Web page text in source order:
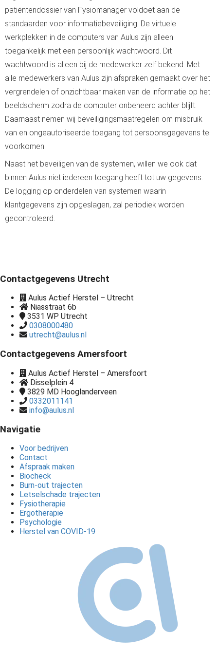
patiëntendossier van Fysiomanager voldoet aan de
standaarden voor informatiebeveiliging. De virtuele
werkplekken in de computers van Aulus zijn alleen
toegankelijk met een persoonlijk wachtwoord. Dit
wachtwoord is alleen bij de medewerker zelf bekend. Met
alle medewerkers van Aulus zijn afspraken gemaakt over het
vergrendelen of onzichtbaar maken van de informatie op het
beeldscherm zodra de computer onbeheerd achter blijft.
Daarnaast nemen wij beveiligingsmaatregelen om misbruik
van en ongeautoriseerde toegang tot persoonsgegevens te
voorkomen.
Naast het beveiligen van de systemen, willen we ook dat
binnen Aulus niet iedereen toegang heeft tot uw gegevens.
De logging op onderdelen van systemen waarin
klantgegevens zijn opgeslagen, zal periodiek worden
gecontroleerd.
Contactgegevens Utrecht
Aulus Actief Herstel – Utrecht
Niasstraat 6b
3531 WP Utrecht
0308000480
utrecht@aulus.nl
Contactgegevens Amersfoort
Aulus Actief Herstel – Amersfoort
Disselplein 4
3829 MD Hooglanderveen
0332011141
info@aulus.nl
Navigatie
Voor bedrijven
Contact
Afspraak maken
Biocheck
Burn-out trajecten
Letselschade trajecten
Fysiotherapie
Ergotherapie
Psychologie
Herstel van COVID-19